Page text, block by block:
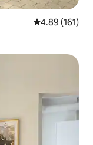
Calificación
4.89 (161)